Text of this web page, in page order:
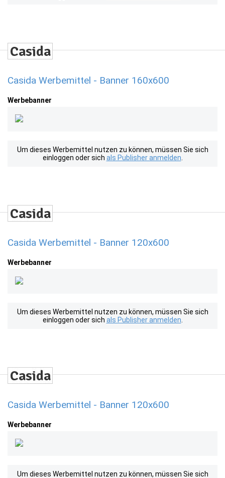
Casida Werbemittel - Banner 160x600
Werbebanner
Um dieses Werbemittel nutzen zu können, müssen Sie sich
einloggen oder sich als Publisher anmelden
Casida Werbemittel - Banner 120x600
Werbebanner
Um dieses Werbemittel nutzen zu können, müssen Sie sich
einloggen oder sich als Publisher anmelden
Casida Werbemittel - Banner 120x600
Werbebanner
Um dieses Werbemittel nutzen zu können, müssen Sie sich